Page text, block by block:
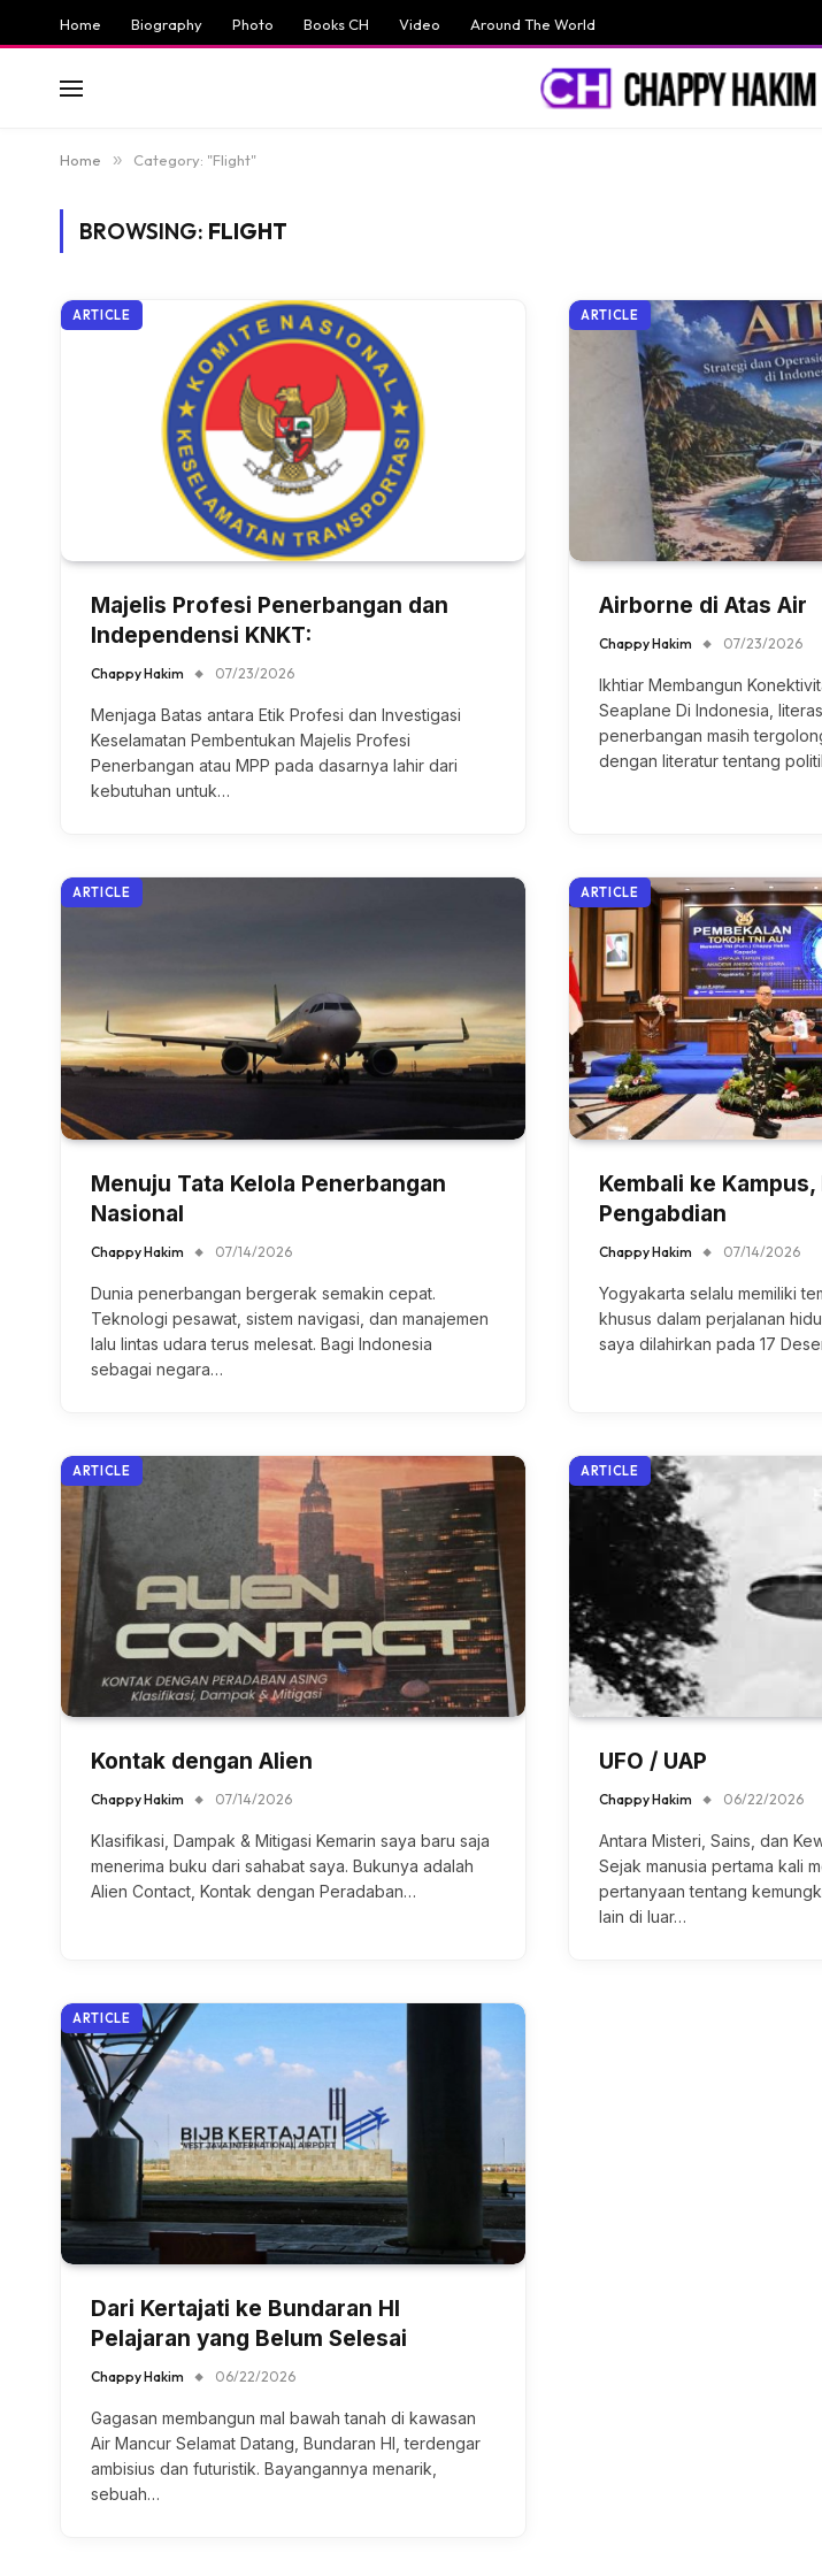
Home Biography Photo Books CH Video Around The World
Home » Category: "Flight"
BROWSING: FLIGHT
ARTICLE
Majelis Profesi Penerbangan dan
Independensi KNKT:
Chappy Hakim 07/23/2026
Menjaga Batas antara Etik Profesi dan Investigasi
Keselamatan Pembentukan Majelis Profesi
Penerbangan atau MPP pada dasarnya lahir dari
kebutuhan untuk…
ARTICLE
Airborne di Atas Air
Chappy Hakim 07/23/2026
Ikhtiar Membangun
Seaplane Di Indonesia,
penerbangan masih
dengan literatur tentang
ARTICLE
Menuju Tata Kelola Penerbangan
Nasional
Chappy Hakim 07/14/2026
Dunia penerbangan bergerak semakin cepat.
Teknologi pesawat, sistem navigasi, dan manajemen
lalu lintas udara terus melesat. Bagi Indonesia
sebagai negara…
ARTICLE
Kembali ke
Pengabdian
Chappy Hakim 07/14/2026
Yogyakarta selalu memiliki
khusus dalam perjalanan
saya dilahirkan pada 17
ARTICLE
Kontak dengan Alien
Chappy Hakim 07/14/2026
Klasifikasi, Dampak & Mitigasi Kemarin saya baru saja
menerima buku dari sahabat saya. Bukunya adalah
Alien Contact, Kontak dengan Peradaban…
ARTICLE
UFO / UAP
Chappy Hakim 06/22/2026
Antara Misteri, Sains, dan
Sejak manusia pertama kali
pertanyaan tentang
lain di luar…
ARTICLE
Dari Kertajati ke Bundaran HI
Pelajaran yang Belum Selesai
Chappy Hakim 06/22/2026
Gagasan membangun mal bawah tanah di kawasan
Air Mancur Selamat Datang, Bundaran HI, terdengar
ambisius dan futuristik. Bayangannya menarik,
sebuah…